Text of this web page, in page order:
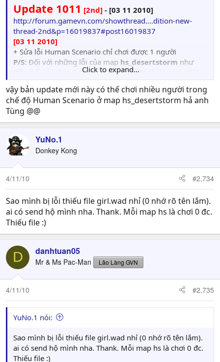
Update 1011 [2nd] - [03 11 2010]
http://forum.gamevn.com/showthread....dition-new-
thread-2nd&p=16019837#post16019837
[03 11 2010]
+ Sửa lỗi Human Scenario chỉ chơi được 1 người
P/S: Đối với những lỗi của map hs_desertstorm như
độn thổ, chỉ chơi được 1 người ... thì đó là do map CSO
nó như thế chứ không phải lỗi của Mod
Click to expand...
vậy bản update mới này có thế chơi nhiều người trong
chế độ Human Scenario ở map hs_desertstorm hả anh
Tùng @@
YuNo.1
Donkey Kong
4/11/10 #2,734
Sao mình bị lỗi thiếu file girl.wad nhỉ (0 nhớ rõ tên lắm).
ai có send hộ mình nha. Thank. Mỗi map hs là chơi 0 đc.
Thiếu file :)
D danhtuan05
Mr & Ms Pac-Man Lão Làng GVN
4/11/10 #2,735
YuNo.1 nói:
Sao mình bị lỗi thiếu file girl.wad nhỉ (0 nhớ rõ tên lắm).
ai có send hộ mình nha. Thank. Mỗi map hs là chơi 0 đc.
Thiếu file :)